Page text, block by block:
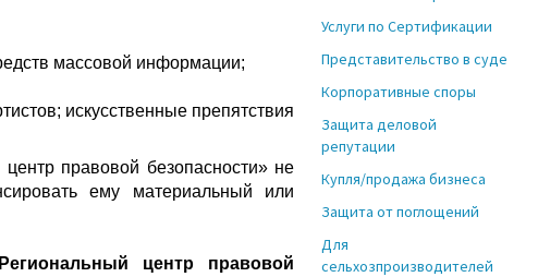
массовой информации;
искусственные препятствия
правовой безопасности» не
ему материальный или
центр правовой
Услуги по Сертификации
Представительство в суде
Корпоративные споры
Защита деловой
репутации
Купля/продажа бизнеса
Защита от поглощений
Для
сельхозпроизводителей